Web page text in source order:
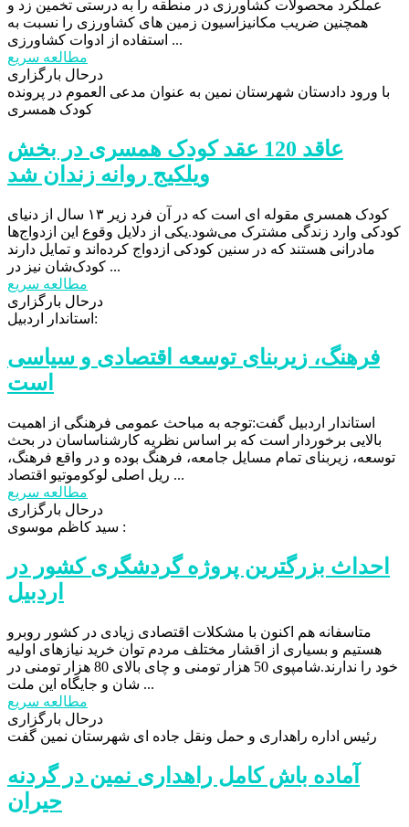
عملکرد محصولات کشاورزی در منطقه را به درستی تخمین زد و
همچنین ضریب مکانیزاسیون زمین های کشاورزی را نسبت به
استفاده از ادوات کشاورزی ...
مطالعه سریع
درحال بارگزاری
با ورود دادستان شهرستان نمین به عنوان مدعی العموم در پرونده
کودک همسری
عاقد 120 عقد کودک همسری در بخش
ویلکیج روانه زندان شد
کودک همسری مقوله ای است که در آن فرد زیر ۱۳ سال از دنیای
کودکی وارد زندگی مشترک می‌شود.یکی از دلایل وقوع این ازدواج‌ها
مادرانی هستند که در سنین کودکی ازدواج کرده‌اند و تمایل دارند
کودک‌شان نیز در ...
مطالعه سریع
درحال بارگزاری
استاندار اردبیل:
فرهنگ، زیربنای توسعه اقتصادی و سیاسی
است
استاندار اردبیل گفت:توجه به مباحث عمومی فرهنگی از اهمیت
بالایی برخوردار است که بر اساس نظریه کارشناساسان در بحث
توسعه، زیربنای تمام مسایل جامعه، فرهنگ بوده و در واقع فرهنگ،
ریل اصلی لوکوموتیو اقتصاد ...
مطالعه سریع
درحال بارگزاری
سید کاظم موسوی :
احداث بزرگترین پروژه گردشگری کشور در
اردبیل
متاسفانه هم اکنون با مشکلات اقتصادی زیادی در کشور روبرو
هستیم و بسیاری از اقشار مختلف مردم توان خرید نیازهای اولیه
خود را ندارند.شامپوی 50 هزار تومنی و چای بالای 80 هزار تومنی در
شان و جایگاه این ملت ...
مطالعه سریع
درحال بارگزاری
رئیس اداره راهداری و حمل ونقل جاده ای شهرستان نمین گفت
آماده باش کامل راهداری نمین در گردنه
حیران